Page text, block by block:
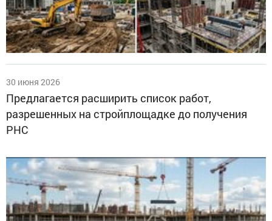
30 июня 2026
Предлагается расширить список работ,
разрешенных на стройплощадке до получения
РНС